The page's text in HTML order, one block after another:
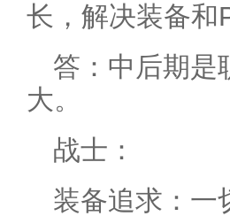
长，解决装备和
答：中后期是
大。
战士：
装备追求：一